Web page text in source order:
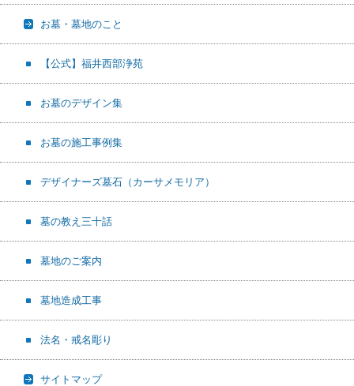
お墓・墓地のこと
【公式】福井西部浄苑
お墓のデザイン集
お墓の施工事例集
デザイナーズ墓石（カーサメモリア）
墓の教え三十話
墓地のご案内
墓地造成工事
法名・戒名彫り
サイトマップ